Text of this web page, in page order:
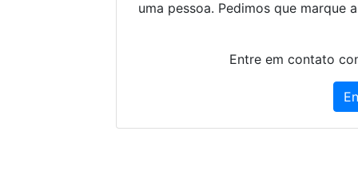
uma pessoa. Pedimos que marque
Entre em contato